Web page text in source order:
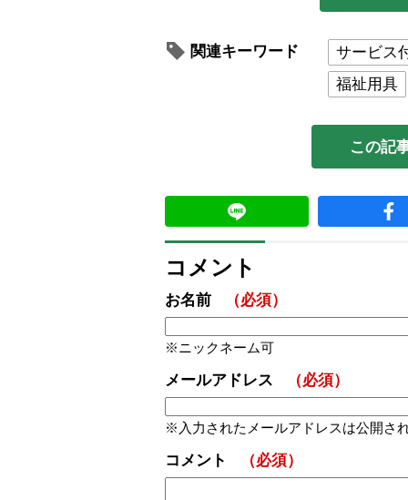
関連キーワード
サービス
福祉用具
この記
コメント
お名前 （必須）
ニックネーム可
メールアドレス （必須）
入力されたメールアドレスは公開さ
コメント （必須）